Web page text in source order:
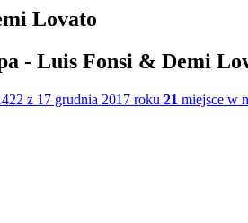
Lovato
- Luis Fonsi & Demi
z 17 grudnia 2017 roku 21 miejsce w